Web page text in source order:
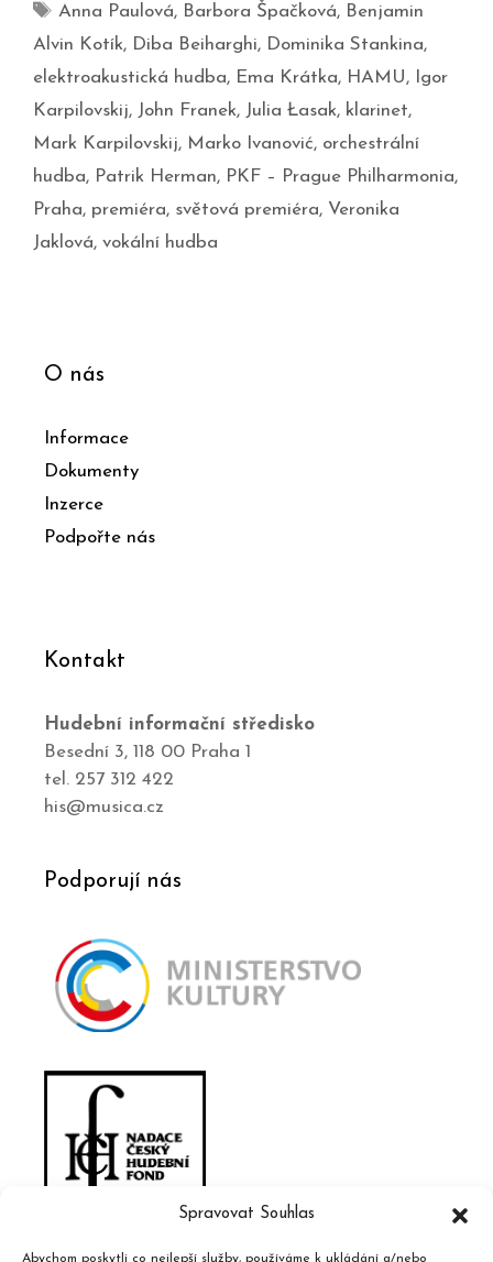
Spravovat Souhlas
Abychom poskytli co nejlepší služby, používáme k ukládání a/nebo
Anna Paulová, Barbora Špačková, Benjamin
Alvin Kotík, Diba Beiharghi, Dominika Stankina,
elektroakustická hudba, Ema Krátka, HAMU,
Igor
Karpilovskij, John Franek, Julia Łasak, klarinet,
Mark Karpilovskij, Marko Ivanović, orchestrální
hudba, Patrik Herman, PKF – Prague Philharmonia,
Praha, premiéra, světová premiéra, Veronika
Jaklová, vokální hudba
O nás
Informace
Dokumenty
Inzerce
Podpořte nás
Kontakt
Hudební informační středisko
Besední 3, 118 00 Praha 1
tel. 257 312 422
his@musica.cz
Podporují nás